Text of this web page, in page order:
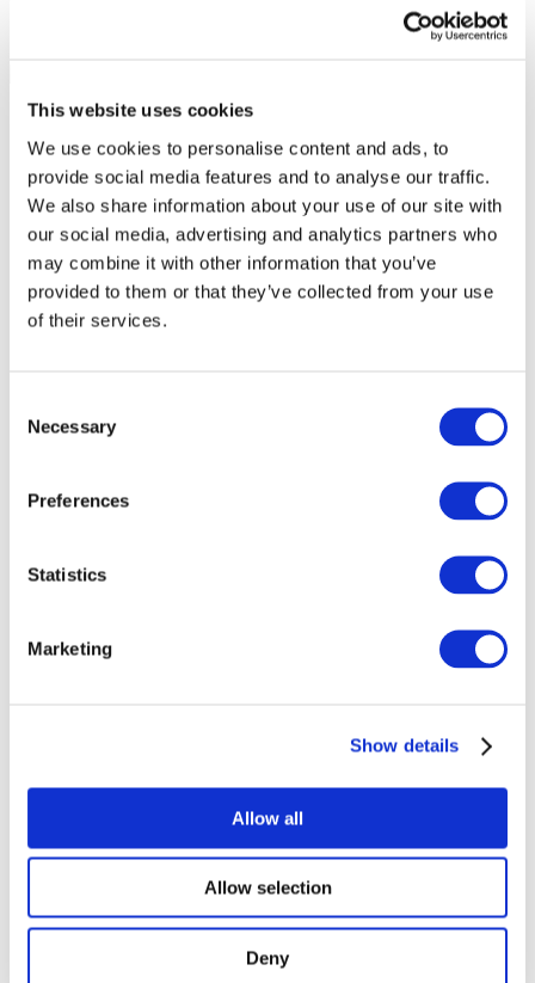
This website uses cookies
We use cookies to personalise content and ads, to
provide social media features and to analyse our traffic.
We also share information about your use of our site with
our social media, advertising and analytics partners who
may combine it with other information that you’ve
provided to them or that they’ve collected from your use
of their services.
Selection
Necessary
Preferences
Statistics
Marketing
Show details
Allow all
Allow selection
Deny
Concertos
Por países